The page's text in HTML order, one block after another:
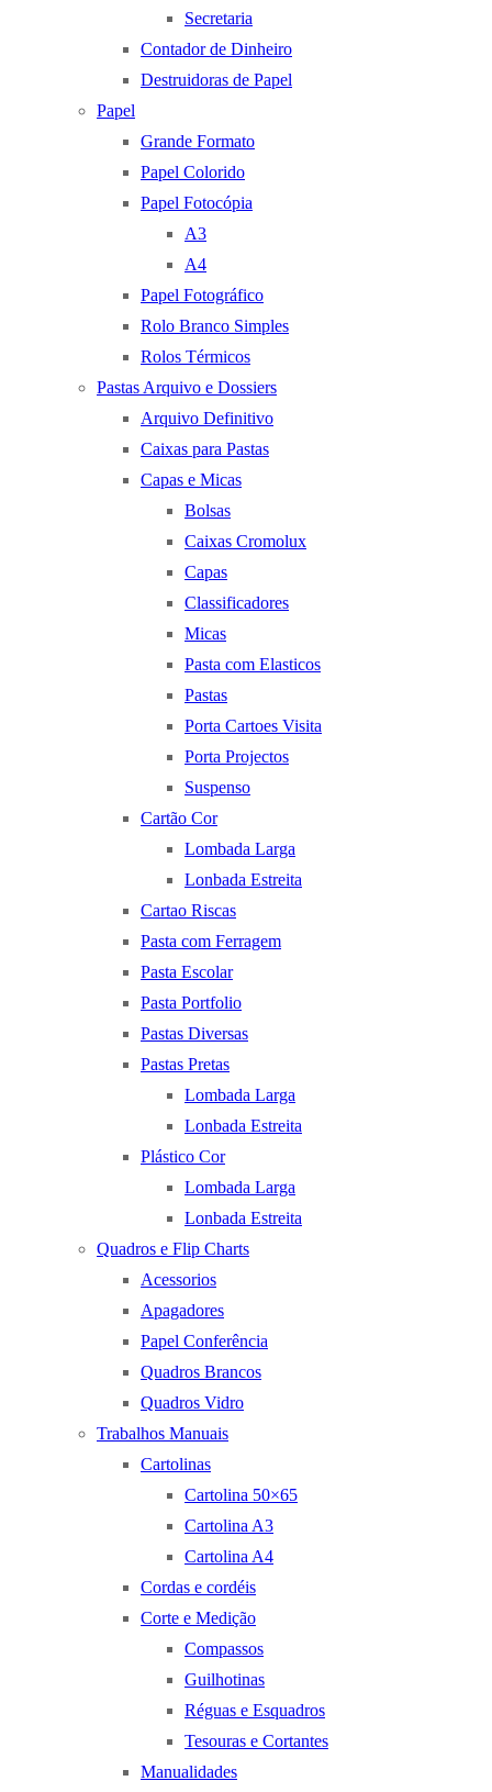
Secretaria
Contador de Dinheiro
Destruidoras de Papel
Papel
Grande Formato
Papel Colorido
Papel Fotocópia
A3
A4
Papel Fotográfico
Rolo Branco Simples
Rolos Térmicos
Pastas Arquivo e Dossiers
Arquivo Definitivo
Caixas para Pastas
Capas e Micas
Bolsas
Caixas Cromolux
Capas
Classificadores
Micas
Pasta com Elasticos
Pastas
Porta Cartoes Visita
Porta Projectos
Suspenso
Cartão Cor
Lombada Larga
Lonbada Estreita
Cartao Riscas
Pasta com Ferragem
Pasta Escolar
Pasta Portfolio
Pastas Diversas
Pastas Pretas
Lombada Larga
Lonbada Estreita
Plástico Cor
Lombada Larga
Lonbada Estreita
Quadros e Flip Charts
Acessorios
Apagadores
Papel Conferência
Quadros Brancos
Quadros Vidro
Trabalhos Manuais
Cartolinas
Cartolina 50×65
Cartolina A3
Cartolina A4
Cordas e cordéis
Corte e Medição
Compassos
Guilhotinas
Réguas e Esquadros
Tesouras e Cortantes
Manualidades